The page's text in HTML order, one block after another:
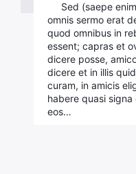
Sed (saepe
omnis sermo erat
quod omnibus in
essent; capras et
dicere posse,
dicere et in illis
curam, in amicis
habere quasi
eos…